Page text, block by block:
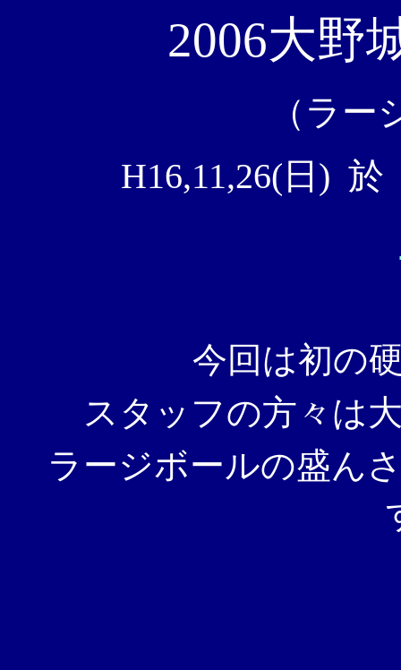
2006大野
（ラ
H16,11,26(日)
今回は初の
スタッフの方々は
ラージボールの盛ん